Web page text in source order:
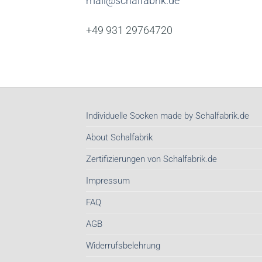
+49 931 29764720
Individuelle Socken made by Schalfabrik.de
About Schalfabrik
Zertifizierungen von Schalfabrik.de
Impressum
FAQ
AGB
Widerrufsbelehrung